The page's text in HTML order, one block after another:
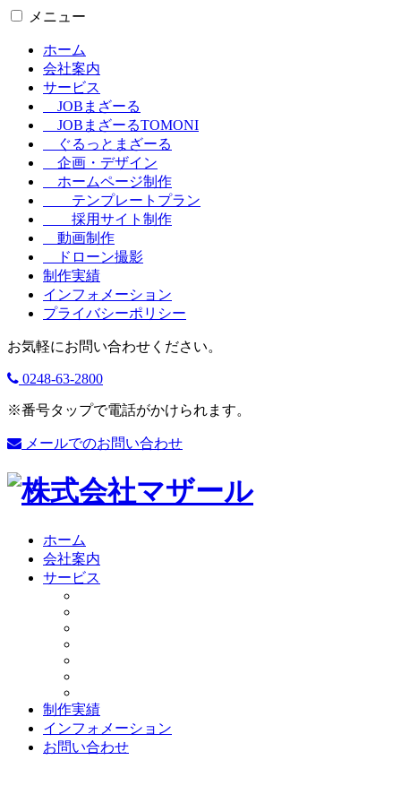
メニュー
ホーム
会社案内
サービス
JOBまざーる
JOBまざーるTOMONI
ぐるっとまざーる
企画・デザイン
ホームページ制作
テンプレートプラン
採用サイト制作
動画制作
ドローン撮影
制作実績
インフォメーション
プライバシーポリシー
お気軽にお問い合わせください。
0248-63-2800
※番号タップで電話がかけられます。
メールでのお問い合わせ
ホーム
会社案内
サービス
制作実績
インフォメーション
お問い合わせ